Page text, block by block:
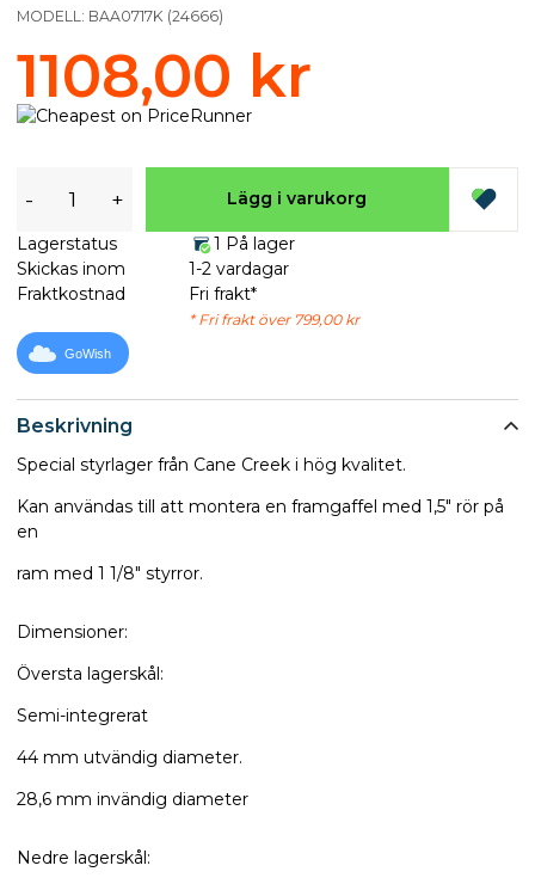
Beskrivning
Special styrlager från Cane Creek i hög kvalitet.
Kan användas till att montera en framgaffel med 1,5" rör på
en
ram med 1 1/8" styrror.
Dimensioner:
Översta lagerskål:
Semi-integrerat
​44 mm utvändig diameter.
28,6 mm invändig diameter
Nedre lagerskål:
MODELL: BAA0717K (24666)
1108,00 kr
- + Lägg i varukorg
Lagerstatus
1 På lager
Skickas inom
1-2 vardagar
Fraktkostnad
Fri frakt*
* Fri frakt över 799,00 kr
GoWish